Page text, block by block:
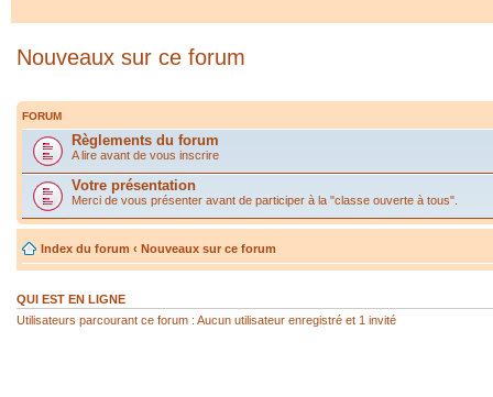
Nouveaux sur ce forum
FORUM
Règlements du forum
A lire avant de vous inscrire
Votre présentation
Merci de vous présenter avant de participer à la "classe ouverte à tous".
Index du forum ‹ Nouveaux sur ce forum
QUI EST EN LIGNE
Utilisateurs parcourant ce forum : Aucun utilisateur enregistré et 1 invité